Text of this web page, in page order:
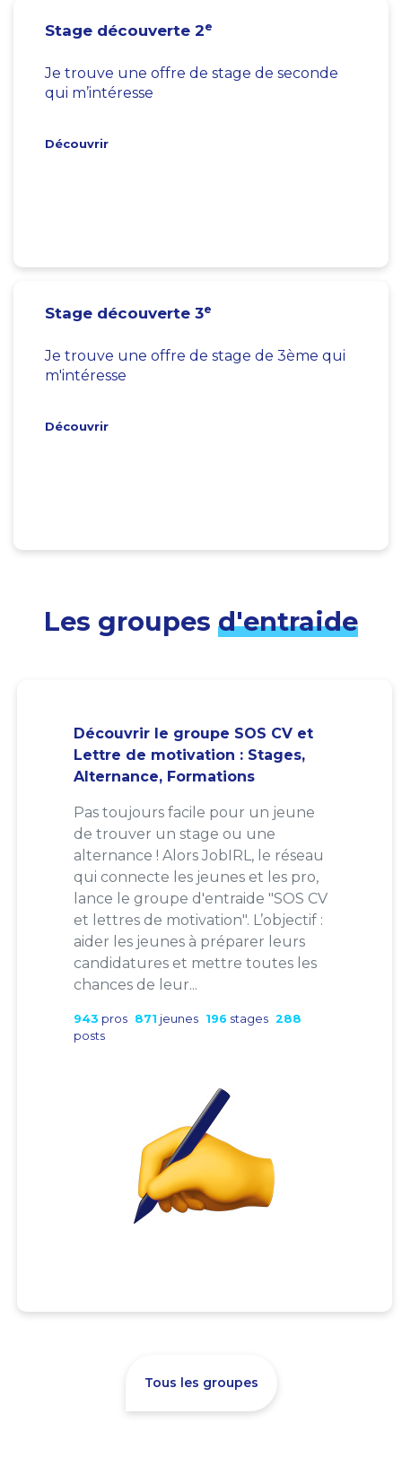
Stage découverte 2e
Je trouve une offre de stage de seconde
qui m’intéresse
Découvrir
Stage découverte 3e
Je trouve une offre de stage de 3ème qui
m'intéresse
Découvrir
Les groupes d'entraide
Découvrir le groupe SOS CV et
Lettre de motivation : Stages,
Alternance, Formations
Pas toujours facile pour un jeune
de trouver un stage ou une
alternance ! Alors JobIRL, le réseau
qui connecte les jeunes et les pro,
lance le groupe d'entraide "SOS CV
et lettres de motivation". L’objectif :
aider les jeunes à préparer leurs
candidatures et mettre toutes les
chances de leur...
943 pros 871 jeunes 196 stages 288
posts
Tous les groupes